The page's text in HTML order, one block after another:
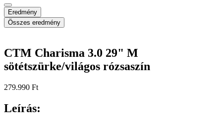
Eredmény
Összes eredmény
CTM Charisma 3.0 29" M
sötétszürke/világos rózsaszín
279.990 Ft
Leírás: